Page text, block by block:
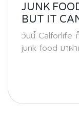
JUNK
BUT IT
วันนี้ Calforlife ก็
junk food มาฝ